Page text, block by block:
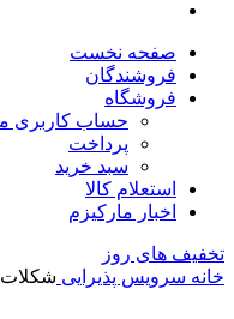
صفحه نخست
فروشندگان
فروشگاه
حساب کاربری
پرداخت
سبد خرید
استعلام کالا
اخبار مارکیزم
تخفیف های روز
خانه سرویس پذیرایی